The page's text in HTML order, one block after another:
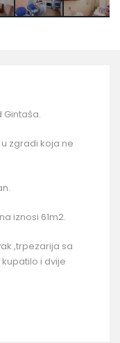
zgradi koja ne
iznosi 61m2.
,trpezarija sa
i dvije